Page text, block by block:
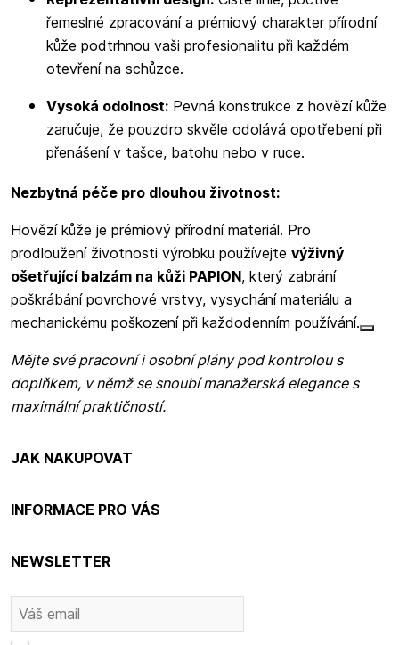
řemeslné zpracování a prémiový charakter přírodní
kůže podtrhnou vaši profesionalitu při každém
otevření na schůzce.
Vysoká odolnost: Pevná konstrukce z hovězí kůže
zaručuje, že pouzdro skvěle odolává opotřebení při
přenášení v tašce, batohu nebo v ruce.
Nezbytná péče pro dlouhou životnost:
Hovězí kůže je prémiový přírodní materiál. Pro
prodloužení životnosti výrobku používejte výživný
ošetřující balzám na kůži PAPION, který zabrání
poškrábání povrchové vrstvy, vysychání materiálu a
mechanickému poškození při každodenním používání.
Mějte své pracovní i osobní plány pod kontrolou s
doplňkem, v němž se snoubí manažerská elegance s
maximální praktičností.
JAK NAKUPOVAT
INFORMACE PRO VÁS
NEWSLETTER